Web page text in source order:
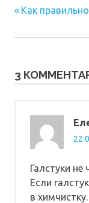
по
Предыдущая
Как
3
Галстуки не
Если
в